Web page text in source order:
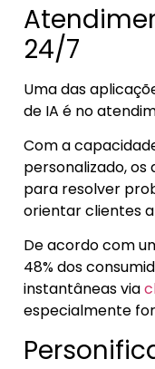
24/7
Uma das
de IA é no
Com a
personalizado,
para resolver
orientar clientes
De acordo com
48% dos
instantâneas via
especialmente